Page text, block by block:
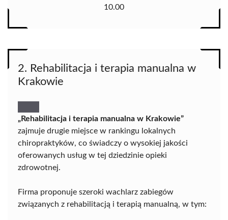
10.00
2. Rehabilitacja i terapia manualna w
Krakowie
„Rehabilitacja i terapia manualna w Krakowie”
zajmuje drugie miejsce w rankingu lokalnych
chiropraktyków, co świadczy o wysokiej jakości
oferowanych usług w tej dziedzinie opieki
zdrowotnej.
Firma proponuje szeroki wachlarz zabiegów
związanych z rehabilitacją i terapią manualną, w tym: